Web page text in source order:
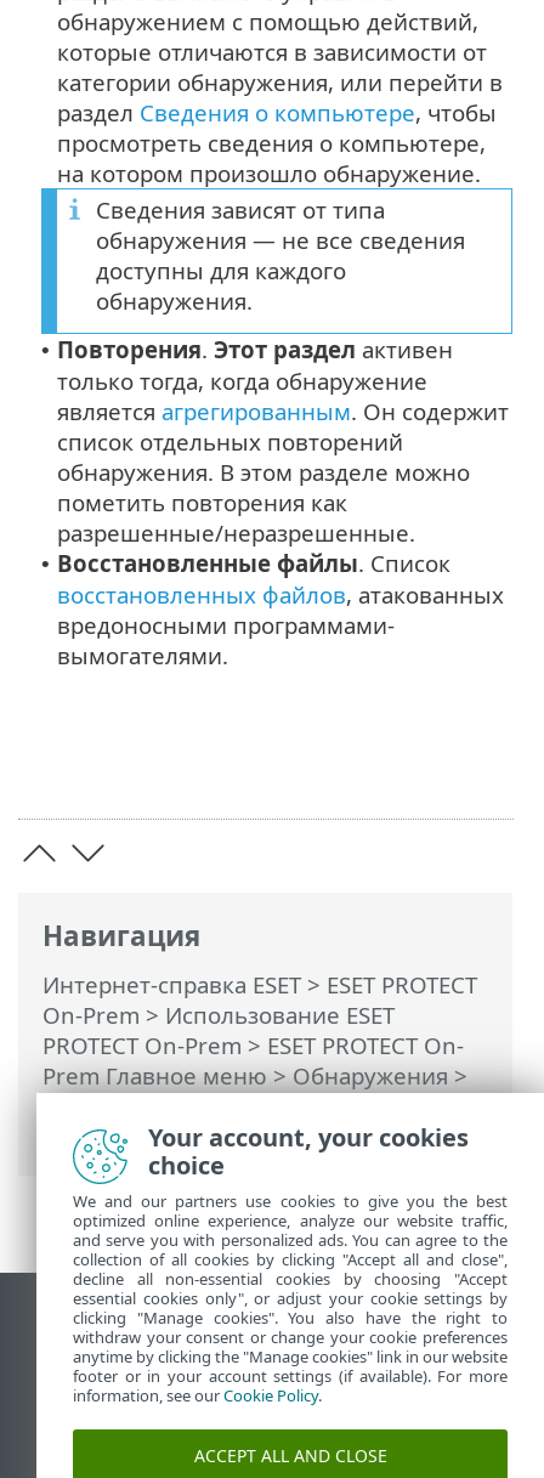
Навигация
Интернет-справка ESET> ESET PROTECT
On-Prem > Использование ESET
PROTECT On-Prem > ESET PROTECT On-
Prem Главное меню>Обнаружения>
панель)
обнаружением с помощью действий,
которые отличаются в зависимости от
категории обнаружения, или перейти в
раздел Сведения о компьютере, чтобы
просмотреть сведения о компьютере,
на котором произошло обнаружение.
Сведения зависят от типа
обнаружения — не все сведения
доступны для каждого
обнаружения.
• Повторения. Этот раздел активен
только тогда, когда обнаружение
является агрегированным. Он содержит
список отдельных повторений
обнаружения. В этом разделе можно
пометить повторения как
разрешенные/неразрешенные.
• Восстановленные файлы. Список
восстановленных файлов, атакованных
вредоносными программами-
вымогателями.
Использовать сайт для ПК
End of Life
База знаний ESET
ESET Status Portal
Your account, your cookies
choice
We and our partners use cookies to give you the best
optimized online experience, analyze our website traffic,
and serve you with personalized ads. You can agree to the
collection of all cookies by clicking "Accept all and close",
decline all non-essential cookies by choosing "Accept
essential cookies only", or adjust your cookie settings by
clicking "Manage cookies". You also have the right to
withdraw your consent or change your cookie preferences
anytime by clicking the "Manage cookies" link in our website
footer or in your account settings (if available). For more
information, see ourCookie Policy.
ACCEPT ALL AND CLOSE